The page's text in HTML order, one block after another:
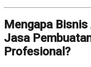
Mengapa
Jasa
Profesional?